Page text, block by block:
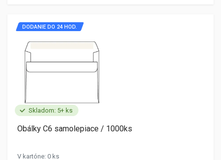
Skladom: 5+ ks
DODANIE DO 24 HOD.
Obálky C6 samolepiace / 1000ks
V kartóne: 0 ks